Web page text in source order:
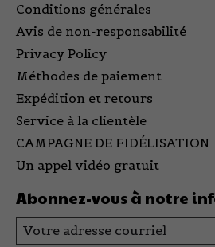
Conditions générales
Avis de non-responsabilité
Privacy Policy
Méthodes de paiement
Expédition et retours
Service à la clientèle
CAMPAGNE DE FIDÉLISATION
Un appel vidéo gratuit
Abonnez-vous à notre